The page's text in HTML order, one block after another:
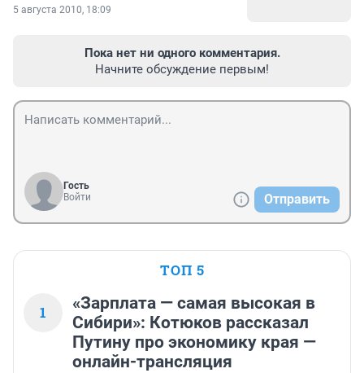
5 августа 2010, 18:09
Пока нет ни одного комментария.
Начните обсуждение первым!
Гость
Войти
Отправить
ТОП 5
1
«Зарплата — самая высокая в
Сибири»: Котюков рассказал
Путину про экономику края —
онлайн-трансляция